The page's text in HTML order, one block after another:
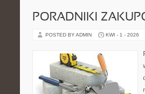
PORADNIKI
POSTED BY ADMIN KWI - 1 - 2026